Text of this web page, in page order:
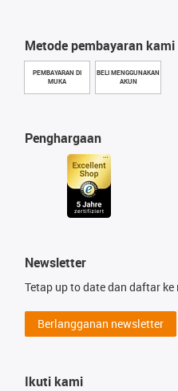
Metode pembayaran kami
PEMBAYARAN DI
MUKA
BELI MENGGUNAKAN
AKUN
Penghargaan
Newsletter
Tetap up to date dan daftar
Berlangganan newsletter
Ikuti kami